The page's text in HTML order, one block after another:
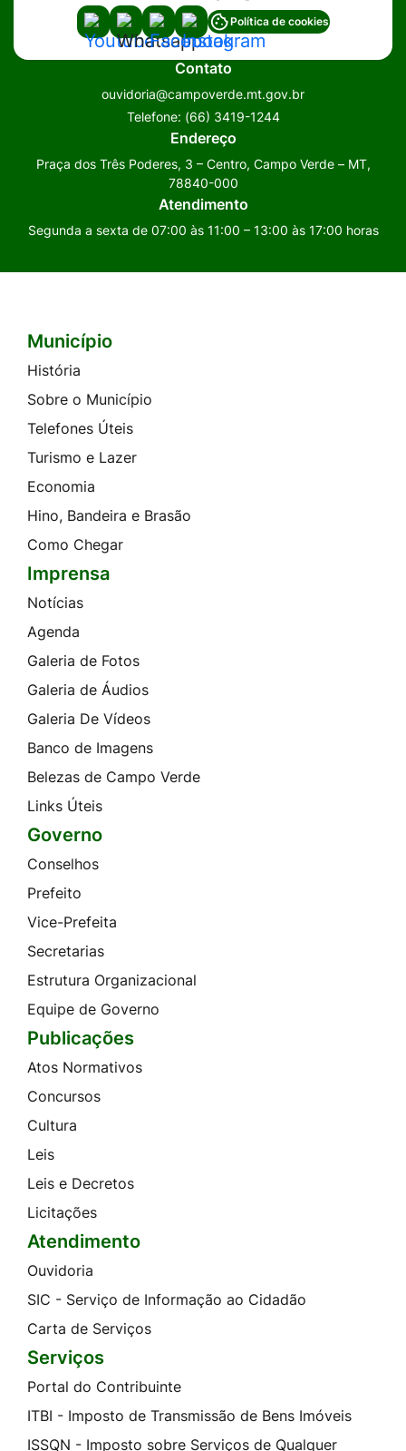
Acessar
a
Social
Acessar
a
Social
Whatsapp
Acessar
a
Rede
Social
Facebook
Acessar
a
Rede
Social
Instagram
Política de cookies
Contato
ouvidoria@campoverde.mt.gov.br
Telefone: (66) 3419-1244
Endereço
Praça dos Três Poderes, 3 – Centro, Campo Verde – MT,
78840-000
Atendimento
Segunda a sexta de 07:00 às 11:00 – 13:00 às 17:00 horas
Seção do Rodapé e Contato
Município
História
Sobre o Município
Telefones Úteis
Turismo e Lazer
Economia
Hino, Bandeira e Brasão
Como Chegar
Imprensa
Notícias
Agenda
Galeria de Fotos
Galeria de Áudios
Galeria De Vídeos
Banco de Imagens
Belezas de Campo Verde
Links Úteis
Governo
Conselhos
Prefeito
Vice-Prefeita
Secretarias
Estrutura Organizacional
Equipe de Governo
Publicações
Atos Normativos
Concursos
Cultura
Leis
Leis e Decretos
Licitações
Atendimento
Ouvidoria
SIC - Serviço de Informação ao Cidadão
Carta de Serviços
Serviços
Portal do Contribuinte
ITBI - Imposto de Transmissão de Bens Imóveis
ISSQN - Imposto sobre Serviços de Qualquer